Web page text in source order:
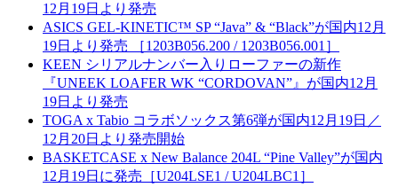
12月19日より発売
ASICS GEL-KINETIC™ SP “Java” & “Black”が国内12月
19日より発売 ［1203B056.200 / 1203B056.001］
KEEN シリアルナンバー入りローファーの新作
『UNEEK LOAFER WK “CORDOVAN”』が国内12月
19日より発売
TOGA x Tabio コラボソックス第6弾が国内12月19日／
12月20日より発売開始
BASKETCASE x New Balance 204L “Pine Valley”が国内
12月19日に発売［U204LSE1 / U204LBC1］